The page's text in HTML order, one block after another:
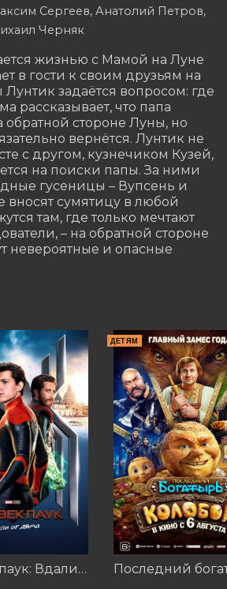
Сергеев, Анатолий Петров,
Черняк
жизнью с Мамой на Луне
в гости к своим друзьям на
задаётся вопросом: где
рассказывает, что папа
обратной стороне Луны, но
вернётся. Лунтик не
с другом, кузнечиком Кузей,
на поиски папы. За ними
гусеницы – Вупсень и
вносят сумятицу в любой
там, где только мечтают
– на обратной стороне
невероятные и опасные
Человек-паук: Вдали от дома (2019)
ДЕТЯМ